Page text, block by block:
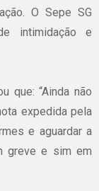
O Sepe SG
intimidação e
que: “Ainda não
expedida pela
e aguardar a
greve e sim em